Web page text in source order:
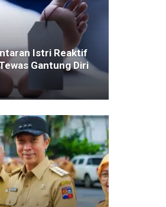
Istri Reaktif
Gantung Diri